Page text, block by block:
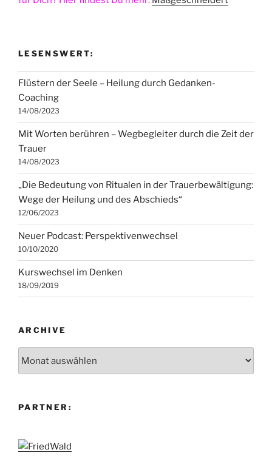
LESENSWERT:
Flüstern der Seele – Heilung durch Gedanken-
Coaching
14/08/2023
Mit Worten berühren – Wegbegleiter durch die Zeit der
Trauer
14/08/2023
„Die Bedeutung von Ritualen in der Trauerbewältigung:
Wege der Heilung und des Abschieds“
12/06/2023
Neuer Podcast: Perspektivenwechsel
10/10/2020
Kurswechsel im Denken
18/09/2019
ARCHIVE
PARTNER: